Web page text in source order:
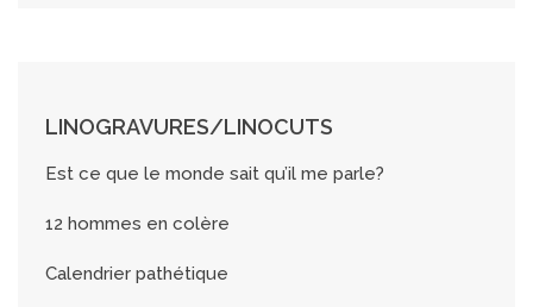
LINOGRAVURES/LINOCUTS
Est ce que le monde sait qu’il me parle?
12 hommes en colère
Calendrier pathétique